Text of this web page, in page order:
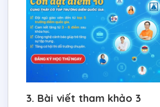
3. Bài viết tham khảo 3